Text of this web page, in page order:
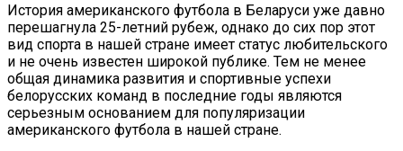
История американского футбола в Беларуси уже давно
перешагнула 25-летний рубеж, однако до сих пор этот
вид спорта в нашей стране имеет статус любительского
и не очень известен широкой публике. Тем не менее
общая динамика развития и спортивные успехи
белорусских команд в последние годы являются
серьезным основанием для популяризации
американского футбола в нашей стране.